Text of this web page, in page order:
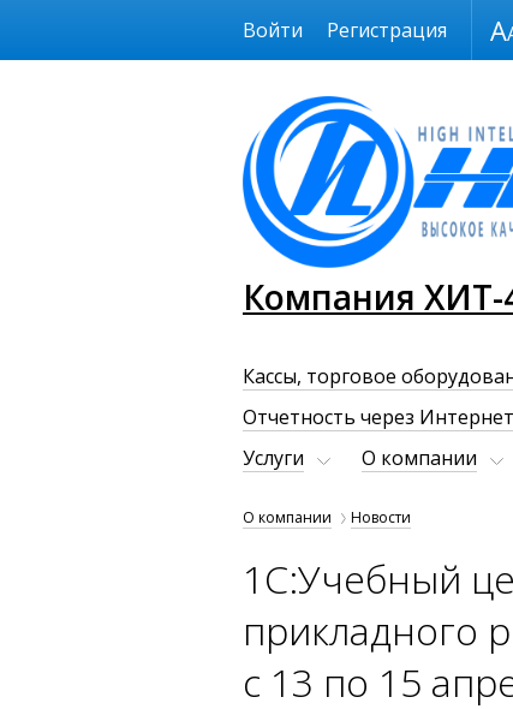
Размер шрифта
Компания ХИТ-
Войти Регистрация
Кассы, торговое
Отчетность через Интернет
Услуги
О компании
О компании Новости
1С:Учебный
прикладного
с 13 по 15